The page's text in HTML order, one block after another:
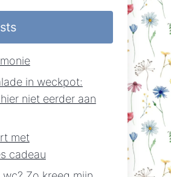
in weckpot:
niet eerder aan
met
cadeau